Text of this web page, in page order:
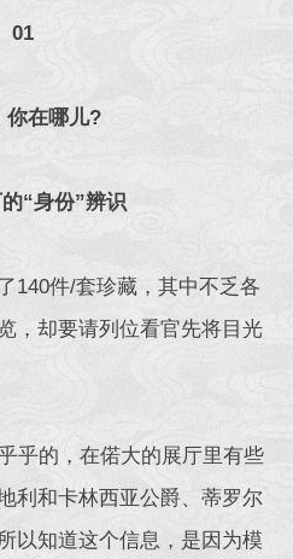
01
你在哪儿?
“身份”辨识
140件/套珍藏，其中不乏各
，却要请列位看官先将目光
乎的，在偌大的展厅里有些
利和卡林西亚公爵、蒂罗尔
以知道这个信息，是因为模